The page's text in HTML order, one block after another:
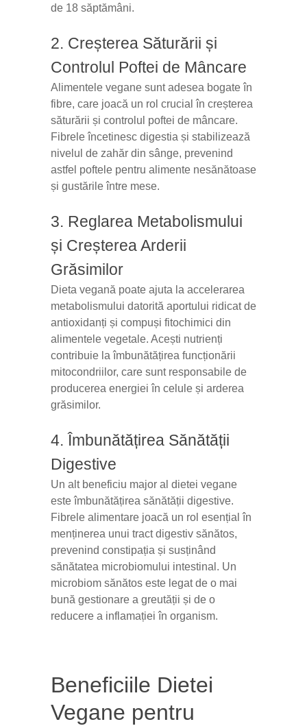
de 18 săptămâni.
2. Creșterea Săturării și
Controlul Poftei de Mâncare
Alimentele vegane sunt adesea bogate în
fibre, care joacă un rol crucial în creșterea
săturării și controlul poftei de mâncare.
Fibrele încetinesc digestia și stabilizează
nivelul de zahăr din sânge, prevenind
astfel poftele pentru alimente nesănătoase
și gustările între mese.
3. Reglarea Metabolismului
și Creșterea Arderii
Grăsimilor
Dieta vegană poate ajuta la accelerarea
metabolismului datorită aportului ridicat de
antioxidanți și compuși fitochimici din
alimentele vegetale. Acești nutrienți
contribuie la îmbunătățirea funcționării
mitocondriilor, care sunt responsabile de
producerea energiei în celule și arderea
grăsimilor.
4. Îmbunătățirea Sănătății
Digestive
Un alt beneficiu major al dietei vegane
este îmbunătățirea sănătății digestive.
Fibrele alimentare joacă un rol esențial în
menținerea unui tract digestiv sănătos,
prevenind constipația și susținând
sănătatea microbiomului intestinal. Un
microbiom sănătos este legat de o mai
bună gestionare a greutății și de o
reducere a inflamației în organism.
Beneficiile Dietei
Vegane pentru